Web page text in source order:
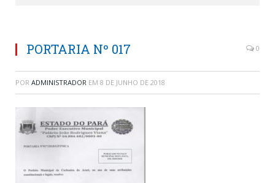
PORTARIA Nº 017 0
POR ADMINISTRADOR EM 8 DE JUNHO DE 2018